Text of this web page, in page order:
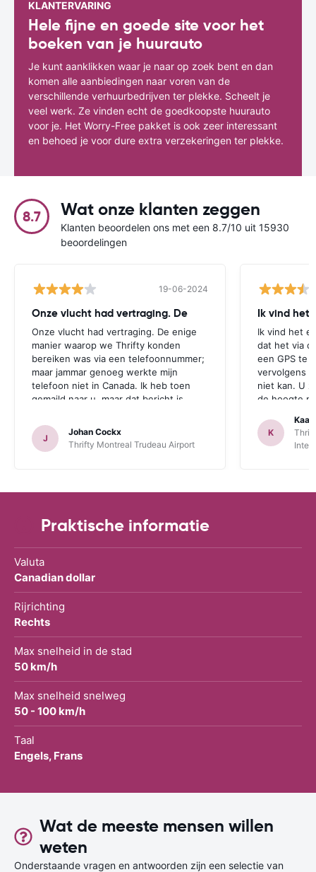
KLANTERVARING
Hele fijne en goede site voor het
boeken van je huurauto
Je kunt aanklikken waar je naar op zoek bent en dan
komen alle aanbiedingen naar voren van de
verschillende verhuurbedrijven ter plekke. Scheelt je
veel werk. Ze vinden echt de goedkoopste huurauto
voor je. Het Worry-Free pakket is ook zeer interessant
en behoed je voor dure extra verzekeringen ter plekke.
8.7 Wat onze klanten zeggen
Klanten beoordelen ons met een 8.7/10 uit 15930
beoordelingen
19-06-2024
Onze vlucht had vertraging. De
Onze vlucht had vertraging. De enige
manier waarop we Thrifty konden
bereiken was via een telefoonnummer;
maar jammar genoeg werkte mijn
telefoon niet in Canada. Ik heb toen
gemaild naar u, maar dat bericht is
Deze opmerking geldt zowel voor
Thrifte als voor u: het zou fijn zijn om
op een andere manier contact te
ook over Wifi werkt.
J
Johan Cockx
Thrifty Montreal Trudeau Airport
Ik vind het
Ik vind het
dat het via
een GPS te
vervolgens
niet kan. U
de hoogte
een GPS bij
is. Dan
K
Kaat
Praktische informatie
Valuta
Canadian dollar
Rijrichting
Rechts
Max snelheid in de stad
50 km/h
Max snelheid snelweg
50 - 100 km/h
Taal
Engels, Frans
Wat de meeste mensen willen
weten
Onderstaande vragen en antwoorden zijn een selectie van